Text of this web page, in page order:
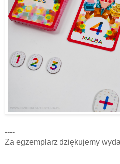
----
Za egzemplarz dziękujemy